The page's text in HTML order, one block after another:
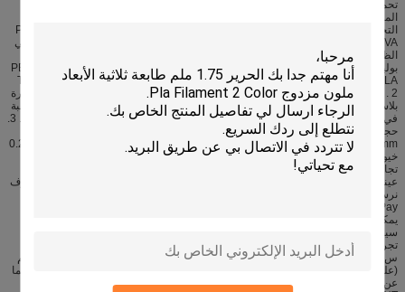
التحرير الشعبى الصينى ، ABS ، الوركين ، النايلون (السلطة الفلسطينية) ، PC ، POM ،
PETG ، PVA (الذوبان في الماء) ، الخشب ، مرنة (TPU) ، ConductiveABS ، يتوهج في
الظلام ، الإسفار ، تغيير اللون ، تغيير الضوء ، مثبطات اللهب ، خيوط معدنية ، مركب
بوليمر (مثل الحرير) ، مقاومة درجات الحرارة العالية 110 ، PETG ، carbonfiber ، ASA ،
SoftPLA ، متعدد الألوان التدرج ، السيراميك ، PC + ABS ، الرخام ، Twnkling ، PETG-
Carbon Fiber ، PVB andso on . 2. المواصفات: 1.75 & 3.003.packing: نستخدم بكرة
بلاستيكية ، الوزن الصافي 1.0KG ، نضع المجففة في ذلك ، استخدام حزمة فراغ ، كل علبة
في مربع صغير ، حجم مربع: 21 * 21 * 8CM ، و كل 8 مربع صغير في الكرتون الرئيسي. 3.
hole166mm ، الارتفاع الكلي 70mm. 5.Spool الاختيار: 0.25KG 0.5KG 1KG 2KG 5KG
خيوط القلم 6.3D: 6M ، 10M ، 20M. التعليمات: س 1: هل أنت منتج أو مجرد شركة
عينة؟ a2: نعم ، يمكننا تقديم عينة ، ولكن يجب دفع ثمن الشحن. في غضون 1-3 أيام سوف
يمكنك استخدام ضمان بابا التجارة للدفع الخاص بك ، إذا كان التسليم لا يطابق العقد ،
س 6 : ما هو المهلة لمنتجاتك؟ a6: 1-3 أيام لأوامر عينة. 5 - 20 يوما لأوامر الإنتاج الضخم
(على أساس الكميات المختلفة). س 7 : كيف ستسلم السلع لي؟ ج 7: السفينة ونحن دائما